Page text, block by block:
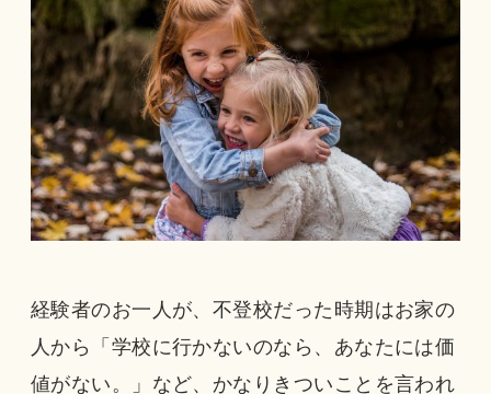
経験者のお一人が、不登校だった時期はお家の
人から「学校に行かないのなら、あなたには価
値がない。」など、かなりきついことを言われ